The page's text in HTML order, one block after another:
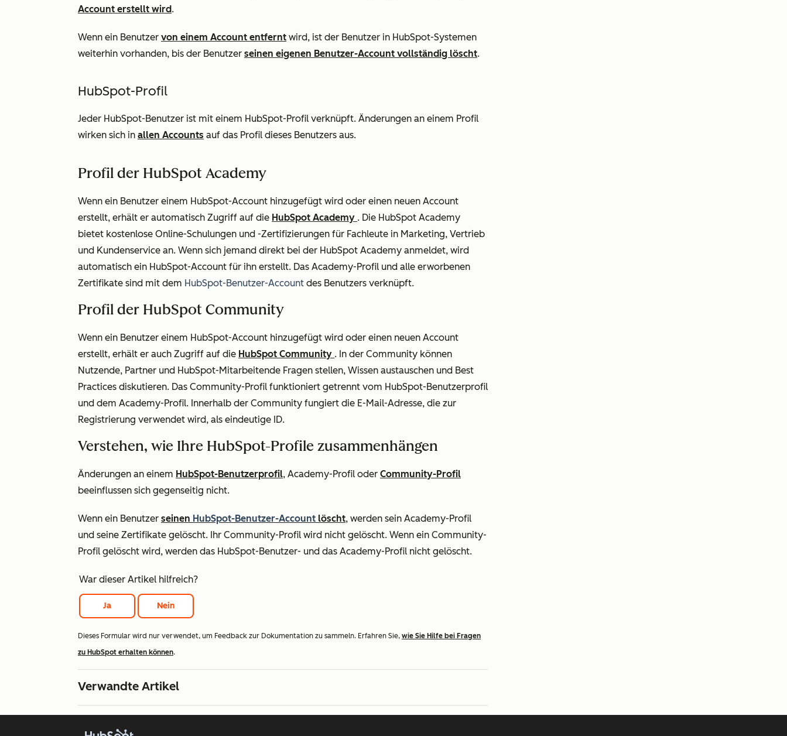
Account erstellt wird.
Wenn ein Benutzer von einem Account entfernt wird, ist der Benutzer in HubSpot-Systemen
weiterhin vorhanden, bis der Benutzer seinen eigenen Benutzer-Account vollständig löscht.
HubSpot-Profil
Jeder HubSpot-Benutzer ist mit einem HubSpot-Profil verknüpft. Änderungen an einem Profil
wirken sich in allen Accounts auf das Profil dieses Benutzers aus.
Profil der HubSpot Academy
Wenn ein Benutzer einem HubSpot-Account hinzugefügt wird oder einen neuen Account
erstellt, erhält er automatisch Zugriff auf die HubSpot Academy . Die HubSpot Academy
bietet kostenlose Online-Schulungen und -Zertifizierungen für Fachleute in Marketing, Vertrieb
und Kundenservice an. Wenn sich jemand direkt bei der HubSpot Academy anmeldet, wird
automatisch ein HubSpot-Account für ihn erstellt. Das Academy-Profil und alle erworbenen
Zertifikate sind mit dem HubSpot-Benutzer-Account des Benutzers verknüpft.
Profil der HubSpot Community
Wenn ein Benutzer einem HubSpot-Account hinzugefügt wird oder einen neuen Account
erstellt, erhält er auch Zugriff auf die HubSpot Community . In der Community können
Nutzende, Partner und HubSpot-Mitarbeitende Fragen stellen, Wissen austauschen und Best
Practices diskutieren. Das Community-Profil funktioniert getrennt vom HubSpot-Benutzerprofil
und dem Academy-Profil. Innerhalb der Community fungiert die E-Mail-Adresse, die zur
Registrierung verwendet wird, als eindeutige ID.
Verstehen, wie Ihre HubSpot-Profile zusammenhängen
Änderungen an einem HubSpot-Benutzerprofil, Academy-Profil oder Community-Profil
beeinflussen sich gegenseitig nicht.
Wenn ein Benutzer seinen HubSpot-Benutzer-Account löscht, werden sein Academy-Profil
und seine Zertifikate gelöscht. Ihr Community-Profil wird nicht gelöscht. Wenn ein Community-
Profil gelöscht wird, werden das HubSpot-Benutzer- und das Academy-Profil nicht gelöscht.
War dieser Artikel hilfreich?
Ja Nein
Dieses Formular wird nur verwendet, um Feedback zur Dokumentation zu sammeln. Erfahren Sie, wie Sie Hilfe bei Fragen
zu HubSpot erhalten können.
Verwandte Artikel